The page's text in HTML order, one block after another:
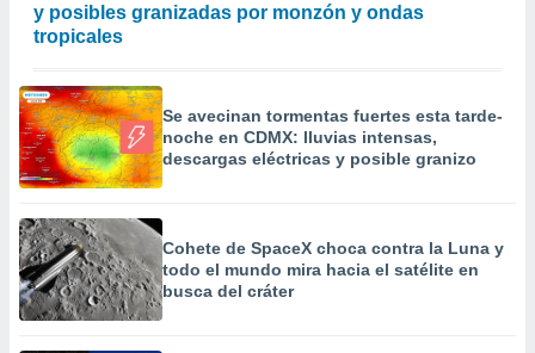
y posibles granizadas por monzón y ondas
tropicales
Se avecinan tormentas fuertes esta tarde-
noche en CDMX: lluvias intensas,
descargas eléctricas y posible granizo
Cohete de SpaceX choca contra la Luna y
todo el mundo mira hacia el satélite en
busca del cráter